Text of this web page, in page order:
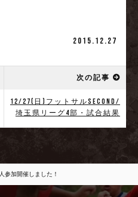
2015.12.27
次の記事
12/27(日)フットサルSecond/
埼玉県リーグ4部・試合結果
人参加開催しました！